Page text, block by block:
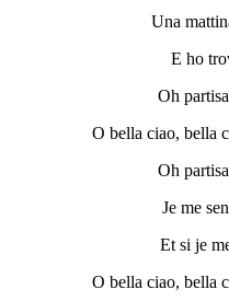
Una
E ho
Oh
O bella ciao, bella
Oh
Je me
Et si je
O bella ciao, bella